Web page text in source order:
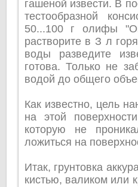
гашеной извести. В
тестообразной
50...100 г олифы
растворите в З л
воды разведите
готова. Только не
водой до общего
Как известно, цель
на этой
которую не
ложиться на
Итак, грунтовка
кистью, валиком или